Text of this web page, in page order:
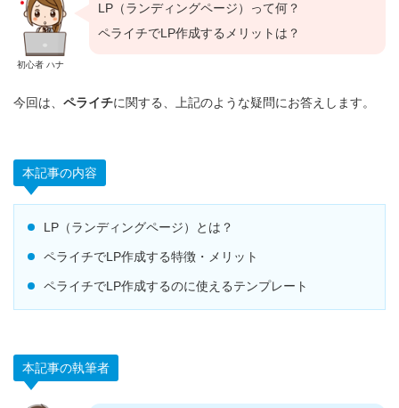
初心者 ハナ
LP（ランディングページ）って何？
ペライチでLP作成するメリットは？
今回は、 ペライチに関する、上記のような疑問にお答えします。
本記事の内容
LP（ランディングページ）とは？
ペライチでLP作成する特徴・メリット
ペライチでLP作成するのに使えるテンプレート
本記事の執筆者